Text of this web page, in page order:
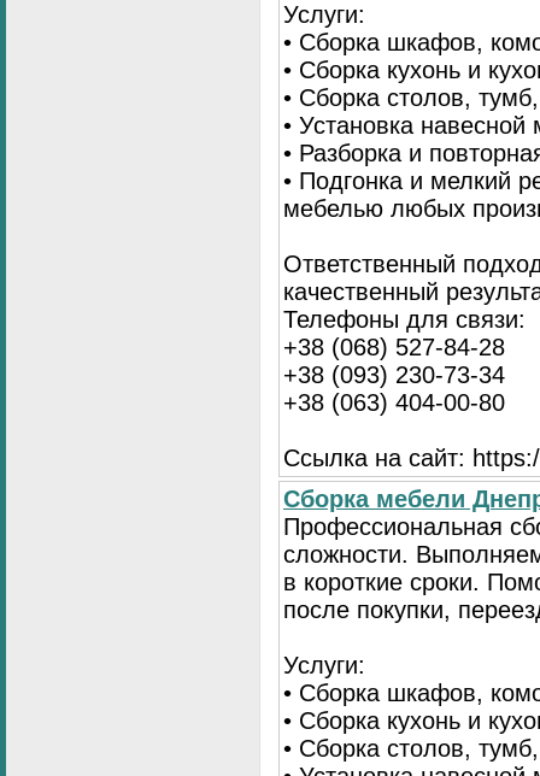
Услуги:
• Сборка шкафов,
• Сборка кухонь и
• Сборка столов,
• Установка
• Разборка и
• Подгонка и мелкий
мебелью любых
Ответственный
качественный
Телефоны для связи:
+38 (068) 527-84-28
+38 (093) 230-73-34
+38 (063) 404-00-80
Ссылка на сайт:
Сборка мебели
Профессиональная
сложности.
в короткие сроки.
после покупки,
Услуги:
• Сборка шкафов,
• Сборка кухонь и
• Сборка столов,